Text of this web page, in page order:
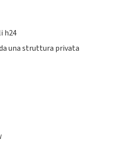
h24
una struttura privata